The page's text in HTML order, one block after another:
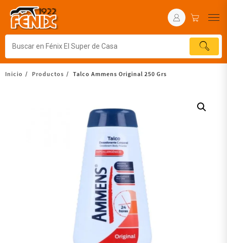
Inicio Productos Talco Ammens Original 250 Grs